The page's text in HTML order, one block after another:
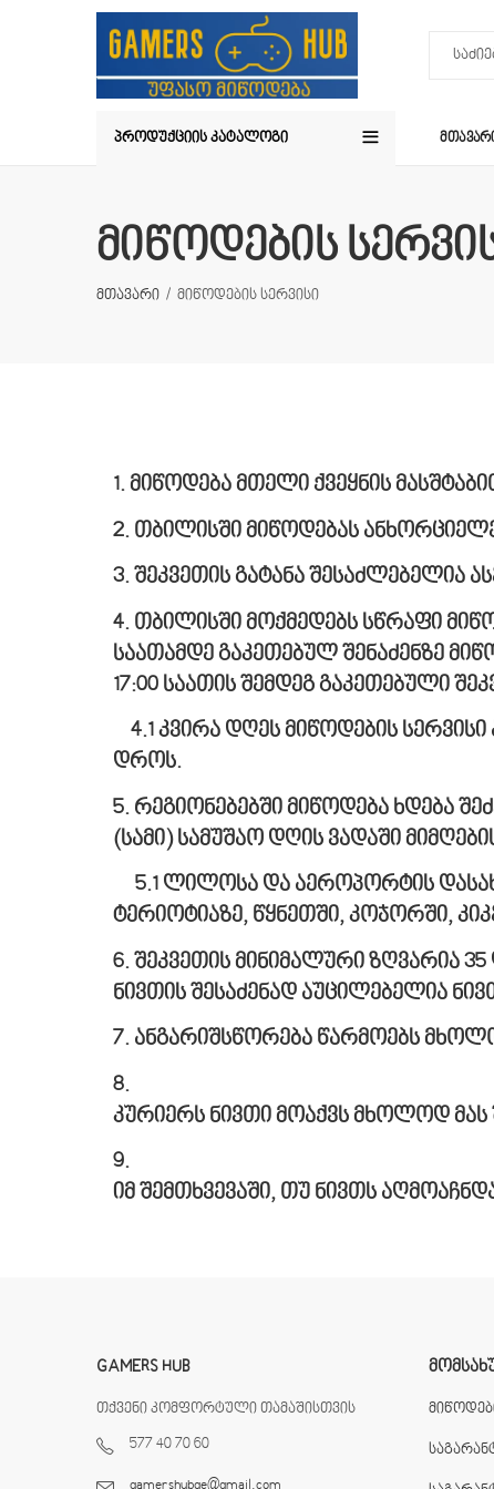
ᲞᲠᲝᲓᲣᲥᲪᲘᲘᲡ ᲙᲐᲢᲐᲚᲝᲒᲘ
მიწოდების
მთავარი მიწოდების სერვისი
1. მიწოდება მთელი ქვეყნის
2. თბილისში მიწოდებას
3. შეკვეთის გატანა შესაძლებელია
4. თბილისში მოქმედებს სწრაფი
საათამდე გაკეთებულ შენაძენზე
17:00 საათის შემდეგ გაკეთებული
4.1 კვირა დღეს მიწოდების
დროს.
5. რეგიონებებში მიწოდება ხდება
(სამი) სამუშაო დღის ვადაში
5.1 ლილოსა და აეროპორტის
ტერიოტიაზე, წყნეთში, კოჯორში,
6. შეკვეთის მინიმალური ზღვარია
ნივთის შესაძენად აუცილებელია
7. ანგარიშსწორება წარმოებს
8.
კურიერს ნივთი მოაქვს მხოლოდ მას
9.
იმ შემთხვევაში, თუ ნივთს
GAMERS HUB
თქვენი კომფორტული თამაშისთვის
577 40 70 60
gamershubge@gmail.com